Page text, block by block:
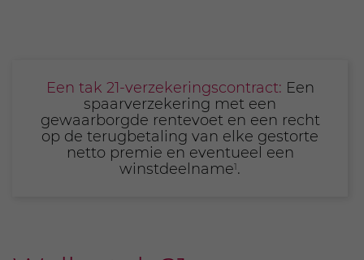
Een tak 21-verzekeringscontract: Een
spaarverzekering met een
gewaarborgde rentevoet en een recht
op de terugbetaling van elke gestorte
netto premie en eventueel een
winstdeelname1.